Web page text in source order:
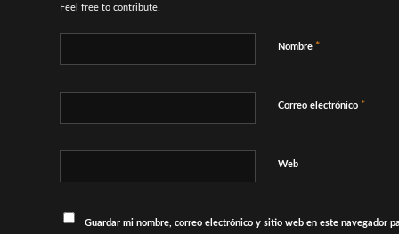
Feel free to contribute!
Nombre *
Correo electrónico *
Web
Guardar mi nombre, correo electrónico y sitio web en este navegador